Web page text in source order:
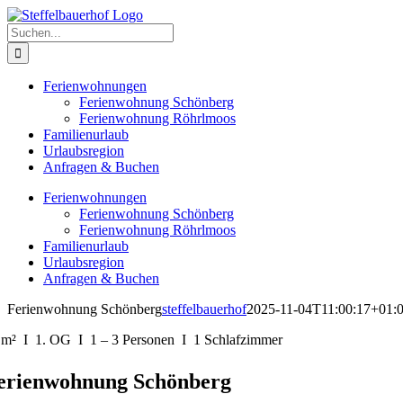
Zum
Inhalt
springen
Suche
nach:
Ferienwohnungen
Ferienwohnung Schönberg
Ferienwohnung Röhrlmoos
Familienurlaub
Urlaubsregion
Anfragen & Buchen
Ferienwohnungen
Ferienwohnung Schönberg
Ferienwohnung Röhrlmoos
Familienurlaub
Urlaubsregion
Anfragen & Buchen
Ferienwohnung Schönbergsteffelbauerhof2025-11-
I 1. OG I 1 – 3 Personen I 1 Schlafzimmer
Schönberg